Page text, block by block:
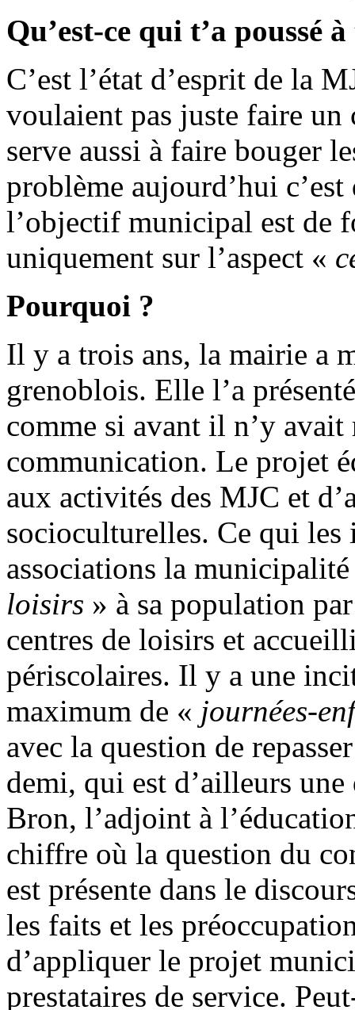
Qu’est-ce qui t’a poussé
C’est l’état d’esprit de la
voulaient pas juste faire
serve aussi à faire bouger
problème aujourd’hui
l’objectif municipal est de
uniquement sur l’aspect «
Pourquoi ?
Il y a trois ans, la mairie a
grenoblois. Elle l’a
comme si avant il n’y avait
communication. Le projet
aux activités des MJC et
socioculturelles. Ce qui les
associations la
loisirs » à sa population
centres de loisirs et
périscolaires. Il y a une
maximum de « journées-
avec la question de
demi, qui est d’ailleurs une
Bron, l’adjoint à
chiffre où la question du
est présente dans le
les faits et les
d’appliquer le projet
prestataires de service.